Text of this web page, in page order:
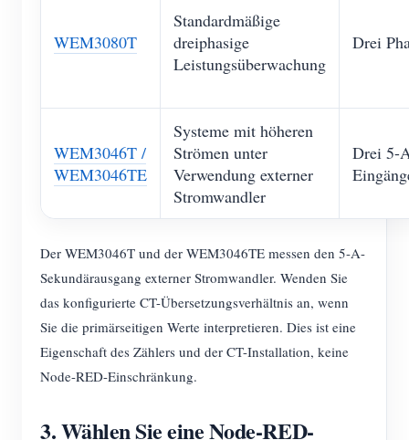
WEM3080T
Standardmäßige
dreiphasige
Leistungsüberwachung
Drei
WEM3046T /
WEM3046TE
Systeme mit höheren
Strömen unter
Verwendung externer
Stromwandler
Drei 5-
Der WEM3046T und der WEM3046TE messen den 5-A-
Sekundärausgang externer Stromwandler. Wenden Sie
das konfigurierte CT-Übersetzungsverhältnis an, wenn
Sie die primärseitigen Werte interpretieren. Dies ist eine
Eigenschaft des Zählers und der CT-Installation, keine
Node-RED-Einschränkung.
3. Wählen Sie eine Node-RED-